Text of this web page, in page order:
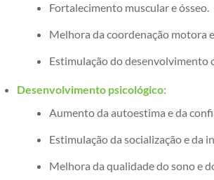
Fortalecimento muscular e ósseo.
Melhora da coordenação motora
Estimulação do desenvolvimento
Desenvolvimento psicológico:
Aumento da autoestima e da
Estimulação da socialização e da
Melhora da qualidade do sono e